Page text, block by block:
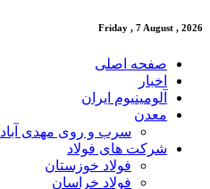
Friday , 7 August , 2026
صفحه اصلی
اخبار
آلومینیوم ایران
معدن
سرب و روی مهدی آباد
شرکت های فولاد
فولاد خوزستان
فولاد خراسان